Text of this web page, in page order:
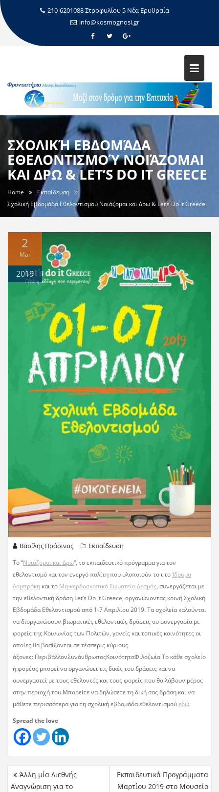
210-6201088 Στροφυλίου 5 Νέα Ερυθραία
info@kosmognosi.gr
ΣΧΟΛΙΚΉ ΕΒΔΟΜΆΔΑ
ΕΘΕΛΟΝΤΙΣΜΟΎ ΝΟΙΆΖΟΜΑΙ
ΚΑΙ ΔΡΩ & LET’S DO IT GREECE
Home
Εκπαίδευση
Σχολική Εβδομάδα Εθελοντισμού Νοιάζομαι και Δρω & Let’s Do it Greece
2
Mar
2019
Βασίλης Πράσινος Εκπαίδευση
To “Νοιάζομαι και Δρω“, το εκπαιδευτικό πρόγραμμα για τον
εθελοντισμό και τον ενεργό πολίτη που υλοποιούν το ι τοΊδρυμα
Λαμπράκη και το Μη-κερδοσκοπικό Σωματείο Δεσμός, συνεργάζεται με
την εθελοντική δράση Let’s Do it Greece, οργανώνοντας κοινή Σχολική
Εβδομάδα Εθελοντισμού από 1-7 Απριλίου 2019. Τα σχολεία καλούνται
να διοργανώσουν βιωματικές εθελοντικές δράσεις συ συνεργασία με
φορείς της Κοινωνίας των Πολιτών, γονείς και τοπικές κοινότητες οι
οποίες θα βασίζονται σε τέσσερις κύριους
άξονες: ΠεριβάλλονΣυνάνθρωποςΚοινότηταΦιλοζωία Το κάθε σχολείο
ή φορέας μπορεί να οργανώσει τις δικές του δράσεις και να
συνεργαστεί με τους εθελοντές και τους φορείς που θα λάβουν μέρος
στην περιοχή του.Μπορείτε να δηλώσετε τη δική σας δράση και να
μάθετε περισσότερα για τη σχολική εβδομάδα εθελοντισμούεδώ.
Spread the love
Άλλη μία Διεθνής
Αναγνώριση για το
Εκπαιδευτικά Προγράμματα
Μαρτίου 2019 στο Μουσείο